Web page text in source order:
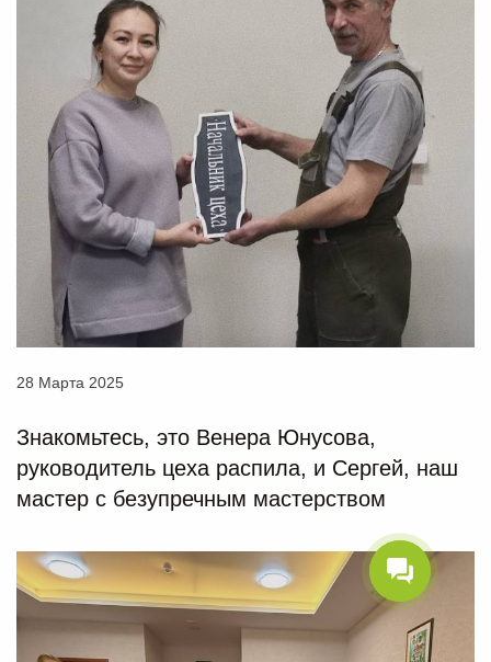
28 Марта 2025
Знакомьтесь, это Венера Юнусова,
руководитель цеха распила, и Сергей, наш
мастер с безупречным мастерством